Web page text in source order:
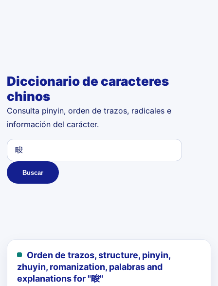
Diccionario de caracteres
chinos
Consulta pinyin, orden de trazos, radicales e
información del carácter.
Buscar
Orden de trazos, structure, pinyin,
zhuyin, romanization, palabras and
explanations for "畯"